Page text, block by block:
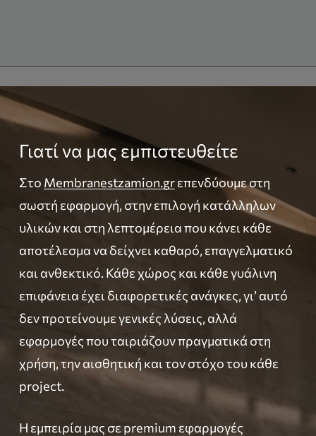
Γιατί να μας εμπιστευθείτε
Στο Membranestzamion.grεπενδύουμε στη
σωστή εφαρμογή, στην επιλογή κατάλληλων
υλικών και στη λεπτομέρεια που κάνει κάθε
αποτέλεσμα να δείχνει καθαρό, επαγγελματικό
και ανθεκτικό. Κάθε χώρος και κάθε γυάλινη
επιφάνεια έχει διαφορετικές ανάγκες, γι’ αυτό
δεν προτείνουμε γενικές λύσεις, αλλά
εφαρμογές που ταιριάζουν πραγματικά στη
χρήση, την αισθητική και τον στόχο του κάθε
project.
Η εμπειρία μας σε premium εφαρμογές